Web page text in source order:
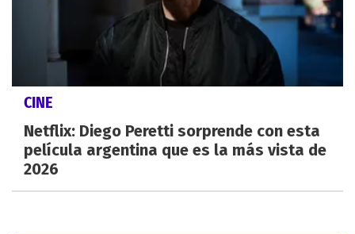
CINE
Netflix: Diego Peretti sorprende con esta
película argentina que es la más vista de
2026